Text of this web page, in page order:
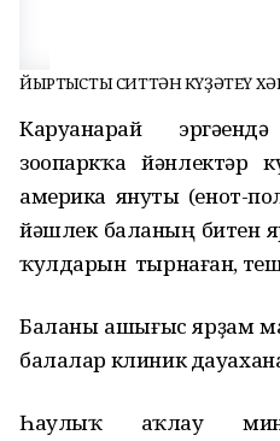
ЙЫРТҠЫСТЫ СИТТӘН КҮҘӘТЕҮ
Каруанһарай
зоопаркҡа йәнлектәр
америка януты (енот-
йәшлек баланың битен
ҡулдарын тырнаған,
Баланы ашығыс ярҙам
балалар клиник
Һаулыҡ һаҡлау